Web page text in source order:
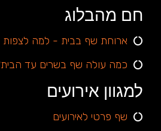
חם מהבלוג
ארוחת שף בבית - למה לצפות
כמה עולה שף בשרים עד
למגוון אירועים
שף פרטי לאירועים